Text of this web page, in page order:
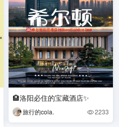
🏨洛阳必住的宝藏酒店✨
旅行的cola. 2233